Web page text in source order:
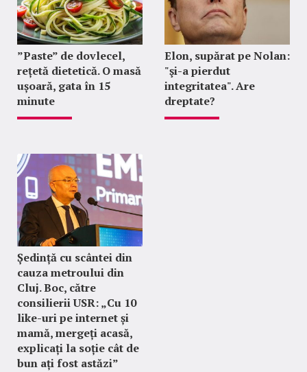
”Paste” de dovlecel,
rețetă dietetică. O masă
ușoară, gata în 15
minute
Elon, supărat pe Nolan:
"şi-a pierdut
integritatea". Are
dreptate?
Ședință cu scântei din
cauza metroului din
Cluj. Boc, către
consilierii USR: „Cu 10
like-uri pe internet și
mamă, mergeți acasă,
explicați la soție cât de
bun ați fost astăzi”